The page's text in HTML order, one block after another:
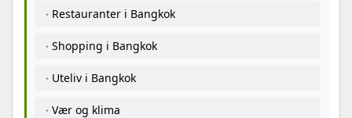
Restauranter i Bangkok
Shopping i Bangkok
Uteliv i Bangkok
Vær og klima